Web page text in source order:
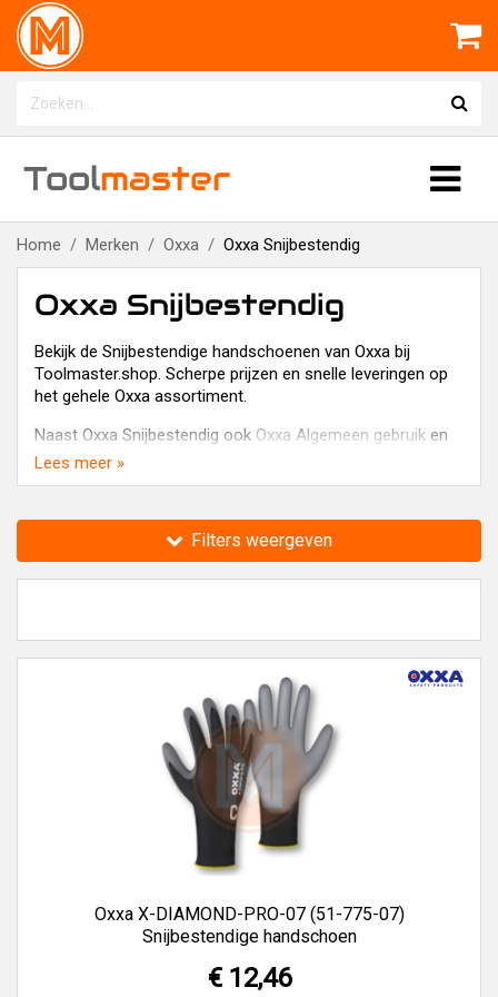
Toolmaster
Home Merken Oxxa Oxxa Snijbestendig
Oxxa Snijbestendig
Bekijk de Snijbestendige handschoenen van Oxxa bij
Toolmaster.shop. Scherpe prijzen en snelle leveringen op
het gehele Oxxa assortiment.
Naast Oxxa Snijbestendig ook Oxxa Algemeen gebruik en
Oxxa Koudebestendig
Zoek je Snijbestendige handschoenen van een ander merk,
Ansell Snijbestendig,Portwest Snijbestendig
enShowa Snijbestendigbij Toolmaster.shop.
Lees meer »
Filters weergeven
Oxxa X-DIAMOND-PRO-07 (51-775-07)
Snijbestendige handschoen
€ 12,46